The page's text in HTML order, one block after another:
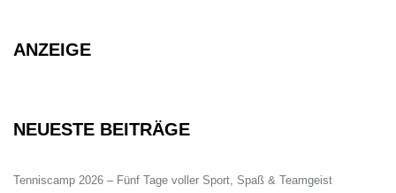
ANZEIGE
NEUESTE BEITRÄGE
Tenniscamp 2026 – Fünf Tage voller Sport, Spaß & Teamgeist